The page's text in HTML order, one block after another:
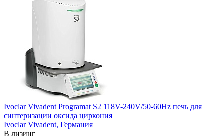
Ivoclar Vivadent Programat S2 118V-240V/50-60Hz печь для
синтеризации оксида циркония
Ivoclar Vivadent, Германия
В лизинг